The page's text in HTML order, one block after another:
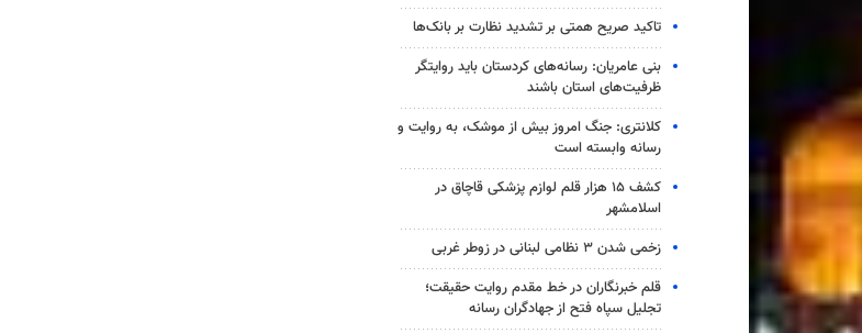
تاکید صریح همتی بر تشدید نظارت بر بانک‌ها
بنی عامریان: رسانه‌های کردستان باید روایتگر
ظرفیت‌های استان باشند
کلانتری: جنگ امروز بیش از موشک، به روایت و
رسانه وابسته است
کشف ۱۵ هزار قلم لوازم پزشکی قاچاق در
اسلامشهر
زخمی شدن ۳ نظامی لبنانی در زوطر غربی
قلم خبرنگاران در خط مقدم روایت حقیقت؛
تجلیل سپاه فتح از جهادگران رسانه